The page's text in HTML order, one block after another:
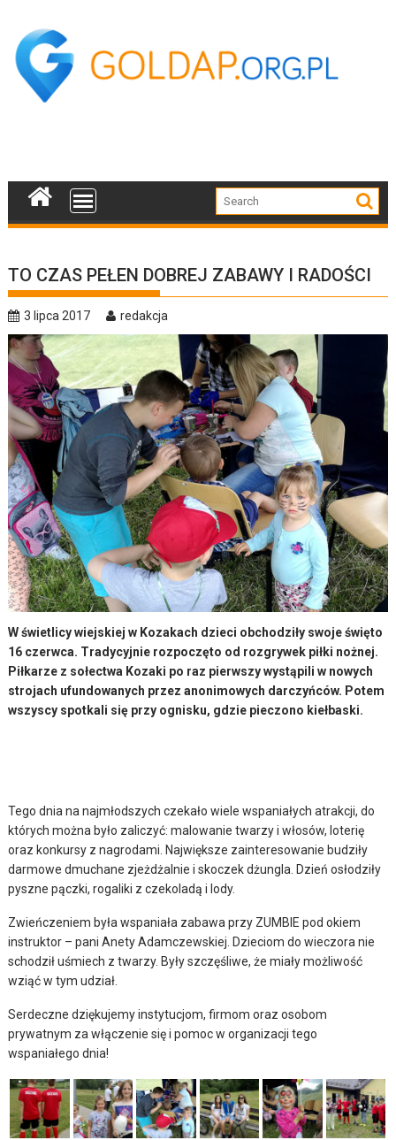
content
TO CZAS PEŁEN DOBREJ ZABAWY I RADOŚCI
3 lipca 2017 redakcja
W świetlicy wiejskiej w Kozakach dzieci obchodziły swoje święto
16 czerwca. Tradycyjnie rozpoczęto od rozgrywek piłki nożnej.
Piłkarze z sołectwa Kozaki po raz pierwszy wystąpili w nowych
strojach ufundowanych przez anonimowych darczyńców. Potem
wszyscy spotkali się przy ognisku, gdzie pieczono kiełbaski.
Tego dnia na najmłodszych czekało wiele wspaniałych atrakcji, do
których można było zaliczyć: malowanie twarzy i włosów, loterię
oraz konkursy z nagrodami. Największe zainteresowanie budziły
darmowe dmuchane zjeżdżalnie i skoczek dżungla. Dzień osłodziły
pyszne pączki, rogaliki z czekoladą i lody.
Zwieńczeniem była wspaniała zabawa przy ZUMBIE pod okiem
instruktor – pani Anety Adamczewskiej. Dzieciom do wieczora nie
schodził uśmiech z twarzy. Były szczęśliwe, że miały możliwość
wziąć w tym udział.
Serdeczne dziękujemy instytucjom, firmom oraz osobom
prywatnym za włączenie się i pomoc w organizacji tego
wspaniałego dnia!